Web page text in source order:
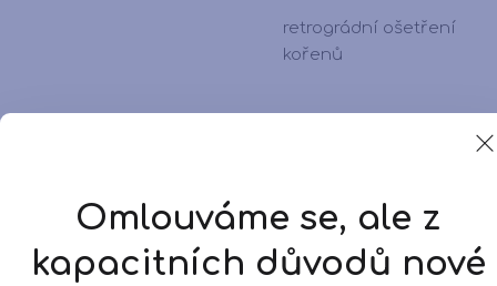
retrográdní ošetření
kořenů
inkriminovaného zubu, je
pacientům navrženo
Omlouváme se, ale z
kapacitních důvodů nové